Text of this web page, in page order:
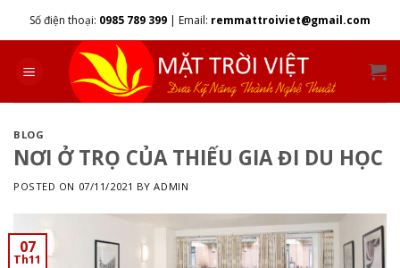
Số điện thoại: 0985 789 399 | Email: remmattroiviet@gmail.com
BLOG
NƠI Ở TRỌ CỦA THIẾU GIA ĐI DU HỌC
POSTED ON 07/11/2021 BYADMIN
07
Th11